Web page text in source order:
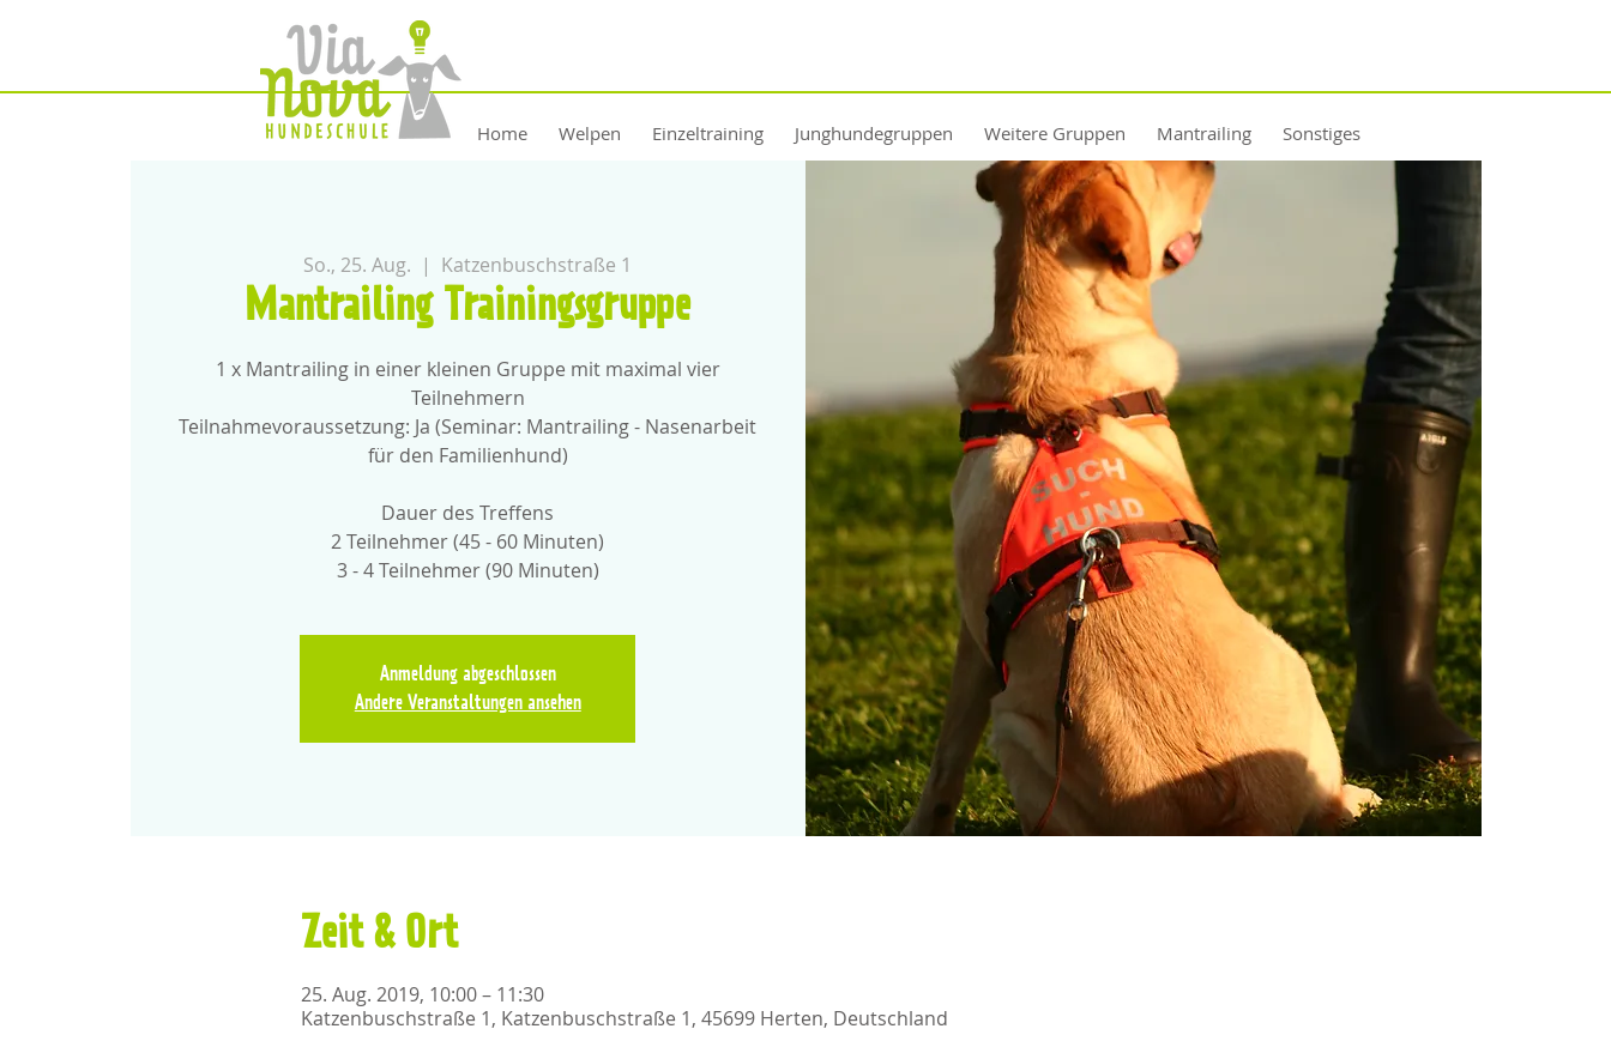
Home Welpen Einzeltraining Junghundegruppen Weitere Gruppen Mantrailing Sonstiges
So., 25. Aug.
  |
Katzenbuschstraße 1
Mantrailing Trainingsgruppe
1 x Mantrailing in einer kleinen Gruppe mit maximal vier
Teilnehmern
Teilnahmevoraussetzung: Ja (Seminar: Mantrailing - Nasenarbeit
für den Familienhund)
Dauer des Treffens
2 Teilnehmer (45 - 60 Minuten)
3 - 4 Teilnehmer (90 Minuten)
Anmeldung abgeschlossen
Andere Veranstaltungen ansehen
Zeit & Ort
25. Aug. 2019, 10:00 – 11:30
Katzenbuschstraße 1, Katzenbuschstraße 1, 45699 Herten, Deutschland